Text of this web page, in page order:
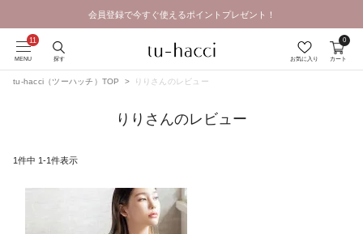
会員登録で今すぐ使えるポイントプレゼント！
MENU 探す お気に入り カート
0
tu-hacci（ツーハッチ）TOP りりさんのレビュー
りりさんのレビュー
1件中 1-1件表示